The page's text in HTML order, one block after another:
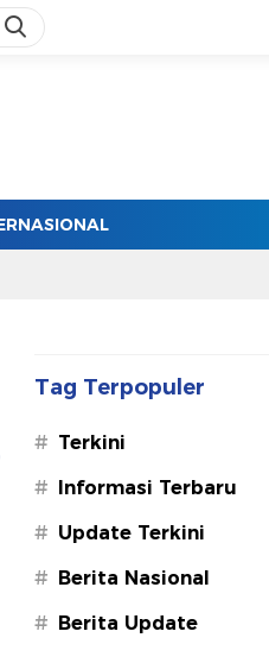
Tag Terpopuler
# Terkini
# Informasi Terbaru
# Update Terkini
# Berita Nasional
# Berita Update